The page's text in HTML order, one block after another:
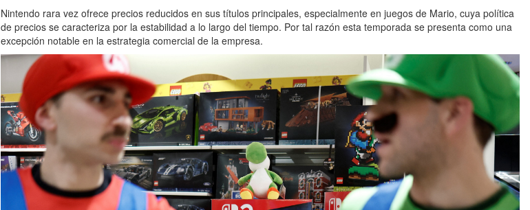
Nintendo rara vez ofrece precios reducidos en sus títulos principales, especialmente en juegos de Mario, cuya política
de precios se caracteriza por la estabilidad a lo largo del tiempo. Por tal razón esta temporada se presenta como una
excepción notable en la estrategia comercial de la empresa.